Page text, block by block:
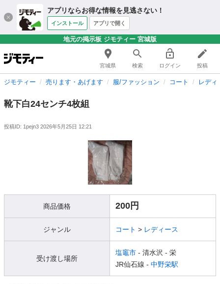
アプリならお得な情報を見逃さない！
インストール アプリで開く
地元の掲示板 ジモティー 宮城版
宮城県 検索 ログイン 投稿
ジモティー 売ります・あげます 服/ファッション コート レディ
靴下白24センチ4枚組
投稿ID: 1pejn3 2026年5月25日 12:21
商品価格 200円
ジャンル コート > レディース
受け渡し場所
塩竈市 - 清水沢 - 栄
JR仙石線 - 中野栄駅